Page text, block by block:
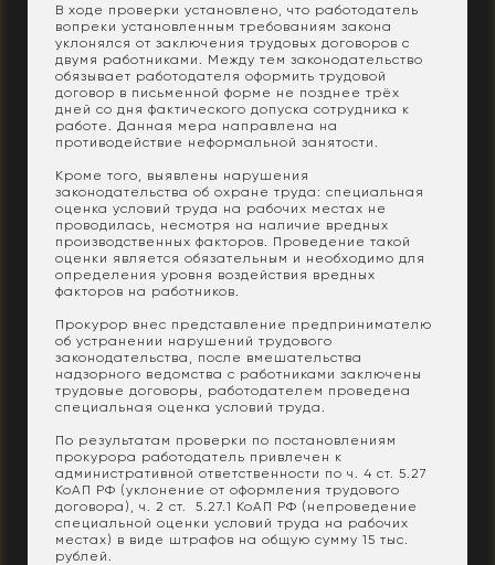
В ходе проверки установлено, что работодатель
вопреки установленным требованиям закона
уклонялся от заключения трудовых договоров с
двумя работниками. Между тем законодательство
обязывает работодателя оформить трудовой
договор в письменной форме не позднее трёх
дней со дня фактического допуска сотрудника к
работе. Данная мера направлена на
противодействие неформальной занятости.
Кроме того, выявлены нарушения
законодательства об охране труда: специальная
оценка условий труда на рабочих местах не
проводилась, несмотря на наличие вредных
производственных факторов. Проведение такой
оценки является обязательным и необходимо для
определения уровня воздействия вредных
факторов на работников.
Прокурор внес представление предпринимателю
об устранении нарушений трудового
законодательства, после вмешательства
надзорного ведомства с работниками заключены
трудовые договоры, работодателем проведена
специальная оценка условий труда.
По результатам проверки по постановлениям
прокурора работодатель привлечен к
административной ответственности по ч. 4 ст. 5.27
КоАП РФ (уклонение от оформления трудового
договора), ч. 2 ст. 5.27.1 КоАП РФ (непроведение
специальной оценки условий труда на рабочих
местах) в виде штрафов на общую сумму 15 тыс.
рублей.